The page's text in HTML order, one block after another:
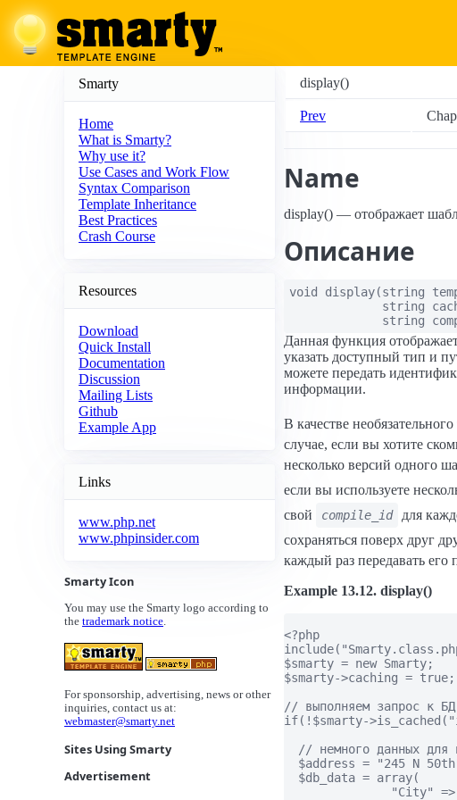
Smarty
Home
What is Smarty?
Why use it?
Use Cases and Work Flow
Syntax Comparison
Template Inheritance
Best Practices
Crash Course
Resources
Download
Quick Install
Documentation
Discussion
Mailing Lists
Github
Example App
Links
www.php.net
www.phpinsider.com
Smarty Icon
You may use the Smarty logo according to
the trademark notice.
For sponsorship, advertising, news or other
inquiries, contact us at:
webmaster@smarty.net
Sites Using Smarty
Advertisement
display()
Prev
Name
display() — отображает
Описание
void display(string
string
string
Данная функция
указать доступный тип и
можете передать
информации.
В качестве
случае, если вы хотите
несколько версий одного
если вы используете
свой
compile_id для
сохраняться поверх друг
каждый раз передавать
Example 13.12. display()
<?php
$smarty = new Smarty;
$smarty->caching = true;
// выполняем запрос к
if(!$smarty-
// немного данных для
$address = "245 N
  $db_data = array(
"City"